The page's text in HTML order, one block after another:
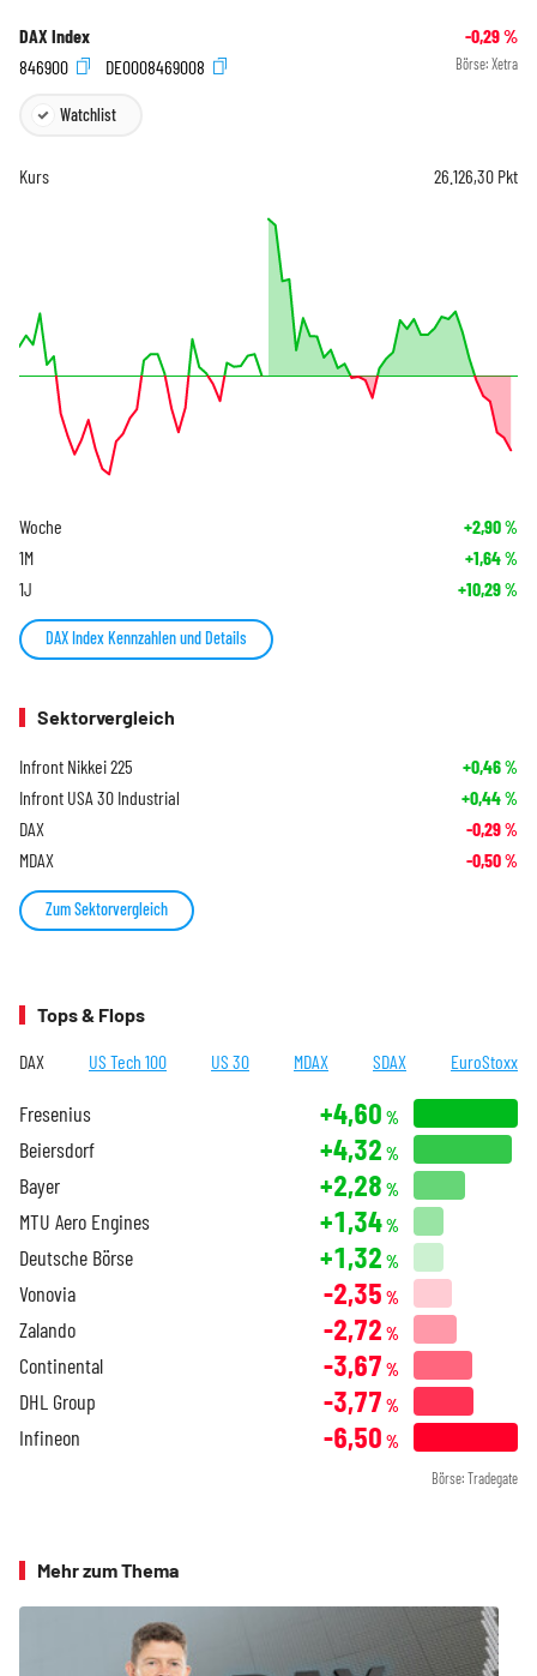
DAX Index -0,29%
846900
DE0008469008 Börse: Xetra
Watchlist
Kurs 26.126,30 Pkt
Woche +2,90%
1M +1,64%
1J +10,29%
DAX Index Kennzahlen und Details
Sektorvergleich
Infront Nikkei 225 +0,46%
Infront USA 30 Industrial +0,44%
DAX -0,29%
MDAX -0,50%
Zum Sektorvergleich
Tops & Flops
DAX US Tech 100 US 30 MDAX SDAX EuroStoxx
Fresenius +4,60 %
Beiersdorf +4,32 %
Bayer +2,28 %
MTU Aero Engines +1,34%
Deutsche Börse +1,32 %
Vonovia -2,35 %
Zalando -2,72 %
Continental -3,67 %
DHL Group -3,77 %
Infineon -6,50 %
Börse: Tradegate
Mehr zum Thema